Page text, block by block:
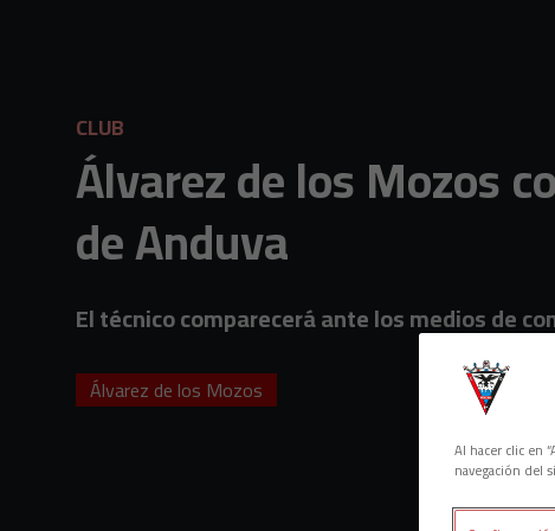
CLUB
Álvarez de los Mozos
de Anduva
El técnico comparecerá ante los medios de
Álvarez de los Mozos
Al hacer clic en
navegación del